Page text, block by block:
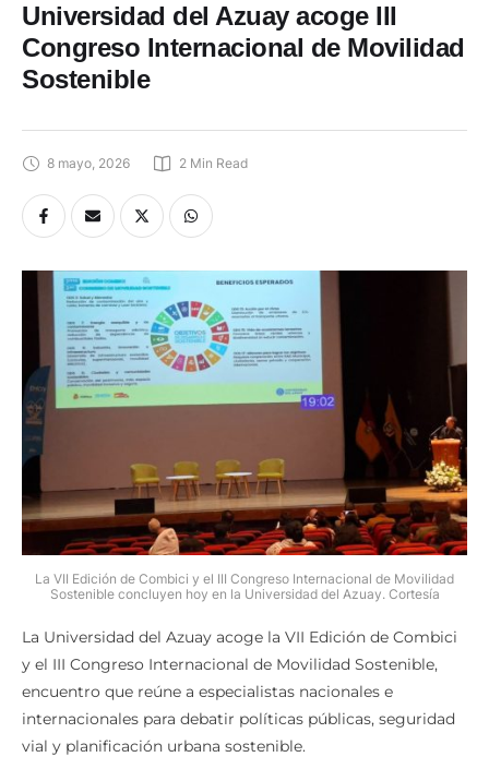
Universidad del Azuay acoge III
Congreso Internacional de Movilidad
Sostenible
8 mayo, 2026 2 Min Read
La VII Edición de Combici y el III Congreso Internacional de Movilidad
Sostenible concluyen hoy en la Universidad del Azuay. Cortesía
La Universidad del Azuay acoge la VII Edición de Combici
y el III Congreso Internacional de Movilidad Sostenible,
encuentro que reúne a especialistas nacionales e
internacionales para debatir políticas públicas, seguridad
vial y planificación urbana sostenible.